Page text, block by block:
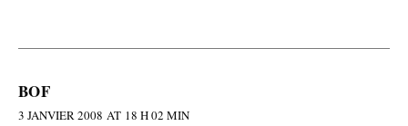
BOF
3 JANVIER 2008 AT 18 H 02 MIN